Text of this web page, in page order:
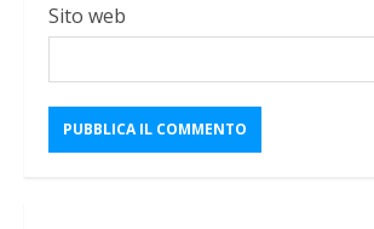
Sito web